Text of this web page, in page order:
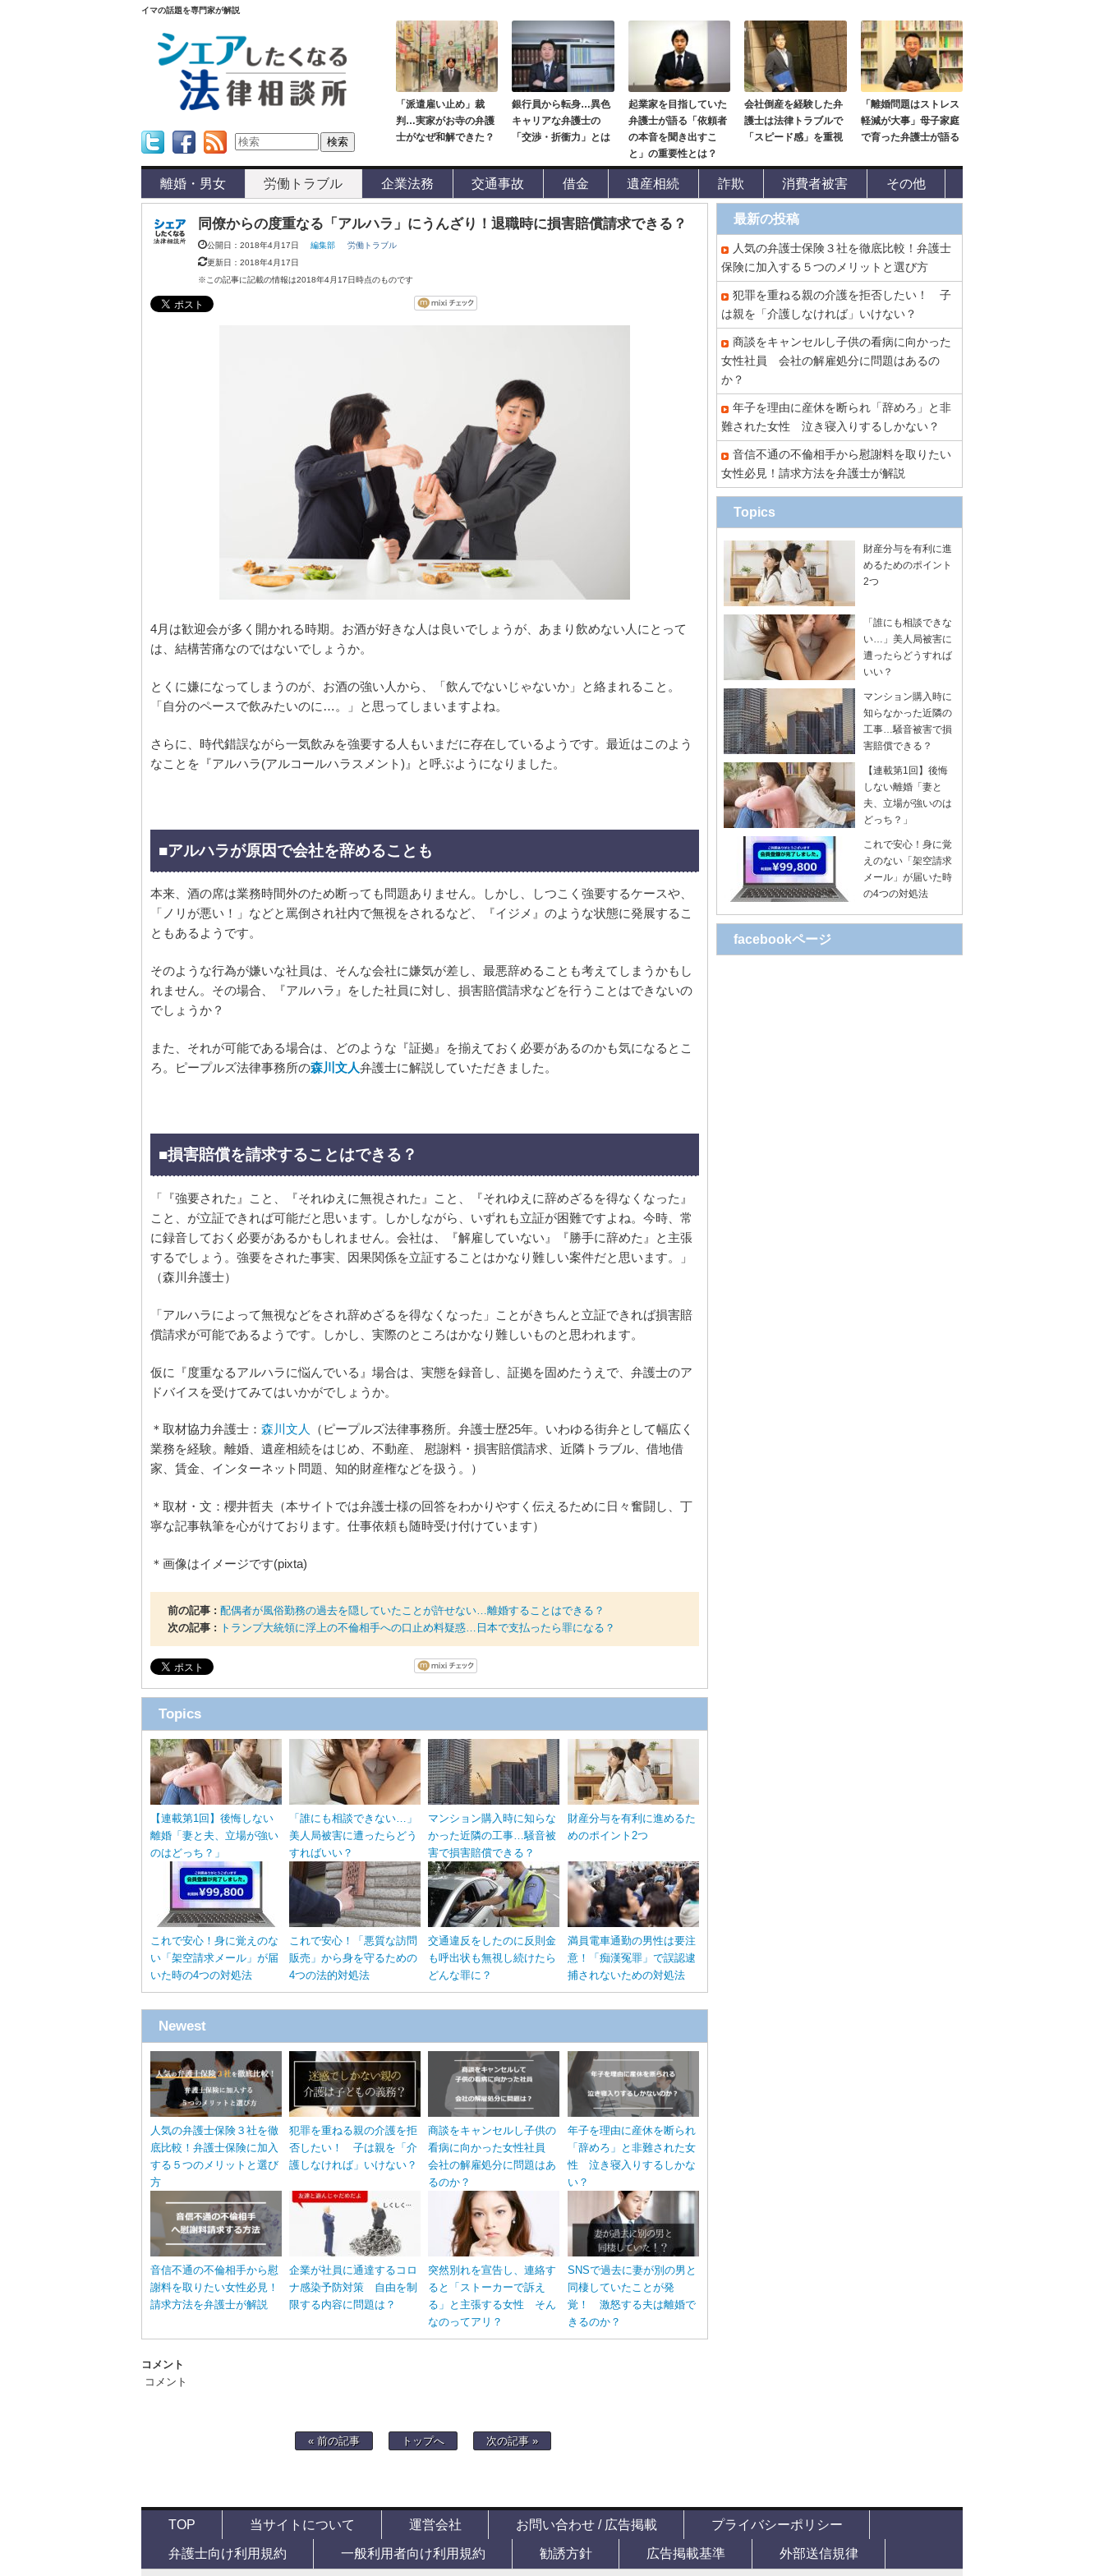
イマの話題を専門家が解説
「派遣雇い止め」裁
判…実家がお寺の弁護
士がなぜ和解できた？
銀行員から転身…異色
キャリアな弁護士の
「交渉・折衝力」とは
起業家を目指していた
弁護士が語る「依頼者
の本音を聞き出すこ
と」の重要性とは？
会社倒産を経験した弁
護士は法律トラブルで
「スピード感」を重視
「離婚問題はストレス
軽減が大事」母子家庭
で育った弁護士が語る
離婚・男女 労働トラブル 企業法務 交通事故 借金 遺産相続 詐欺 消費者被害 その他
同僚からの度重なる「アルハラ」にうんざり！退職時に損害賠償請求できる？
公開日：2018年4月17日 編集部
労働トラブル
更新日：2018年4月17日
※この記事に記載の情報は2018年4月17日時点のものです
4月は歓迎会が多く開かれる時期。お酒が好きな人は良いでしょうが、あまり飲めない人にとって
は、結構苦痛なのではないでしょうか。
とくに嫌になってしまうのが、お酒の強い人から、「飲んでないじゃないか」と絡まれること。
「自分のペースで飲みたいのに…。」と思ってしまいますよね。
さらに、時代錯誤ながら一気飲みを強要する人もいまだに存在しているようです。最近はこのよう
なことを『アルハラ(アルコールハラスメント)』と呼ぶようになりました。
■アルハラが原因で会社を辞めることも
本来、酒の席は業務時間外のため断っても問題ありません。しかし、しつこく強要するケースや、
「ノリが悪い！」などと罵倒され社内で無視をされるなど、『イジメ』のような状態に発展するこ
ともあるようです。
そのような行為が嫌いな社員は、そんな会社に嫌気が差し、最悪辞めることも考えてしまうかもし
れません。その場合、『アルハラ』をした社員に対し、損害賠償請求などを行うことはできないの
でしょうか？
また、それが可能である場合は、どのような『証拠』を揃えておく必要があるのかも気になるとこ
ろ。ピープルズ法律事務所の森川文人弁護士に解説していただきました。
■損害賠償を請求することはできる？
「『強要された』こと、『それゆえに無視された』こと、『それゆえに辞めざるを得なくなった』
こと、が立証できれば可能だと思います。しかしながら、いずれも立証が困難ですよね。今時、常
に録音しておく必要があるかもしれません。会社は、『解雇していない』『勝手に辞めた』と主張
するでしょう。強要をされた事実、因果関係を立証することはかなり難しい案件だと思います。」
（森川弁護士）
「アルハラによって無視などをされ辞めざるを得なくなった」ことがきちんと立証できれば損害賠
償請求が可能であるようです。しかし、実際のところはかなり難しいものと思われます。
仮に『度重なるアルハラに悩んでいる』場合は、実態を録音し、証拠を固めたうえで、弁護士のア
ドバイスを受けてみてはいかがでしょうか。
＊取材協力弁護士： 森川文人
（ピープルズ法律事務所。弁護士歴25年。いわゆる街弁として幅広く
業務を経験。離婚、遺産相続をはじめ、不動産、 慰謝料・損害賠償請求、近隣トラブル、借地借
家、賃金、インターネット問題、知的財産権などを扱う。）
＊取材・文：櫻井哲夫（本サイトでは弁護士様の回答をわかりやすく伝えるために日々奮闘し、丁
寧な記事執筆を心がけております。仕事依頼も随時受け付けています）
＊画像はイメージです(pixta)
前の記事 : 配偶者が風俗勤務の過去を隠していたことが許せない…離婚することはできる？
次の記事 : トランプ大統領に浮上の不倫相手への口止め料疑惑…日本で支払ったら罪になる？
Topics
【連載第1回】後悔しない
離婚「妻と夫、立場が強い
のはどっち？」
「誰にも相談できない…」
美人局被害に遭ったらどう
すればいい？
マンション購入時に知らな
かった近隣の工事…騒音被
害で損害賠償できる？
財産分与を有利に進めるた
めのポイント2つ
これで安心！身に覚えのな
い「架空請求メール」が届
いた時の4つの対処法
これで安心！「悪質な訪問
販売」から身を守るための
4つの法的対処法
交通違反をしたのに反則金
も呼出状も無視し続けたら
どんな罪に？
満員電車通勤の男性は要注
意！「痴漢冤罪」で誤認逮
捕されないための対処法
Newest
人気の弁護士保険３社を徹
底比較！弁護士保険に加入
する５つのメリットと選び
方
犯罪を重ねる親の介護を拒
否したい！ 子は親を「介
護しなければ」いけない？
商談をキャンセルし子供の
看病に向かった女性社員
会社の解雇処分に問題はあ
るのか？
年子を理由に産休を断られ
「辞めろ」と非難された女
性 泣き寝入りするしかな
い？
音信不通の不倫相手から慰
謝料を取りたい女性必見！
請求方法を弁護士が解説
企業が社員に通達するコロ
ナ感染予防対策 自由を制
限する内容に問題は？
突然別れを宣告し、連絡す
ると「ストーカーで訴え
る」と主張する女性 そん
なのってアリ？
SNSで過去に妻が別の男と
同棲していたことが発
覚！ 激怒する夫は離婚で
きるのか？
コメント
コメント
« 前の記事 トップへ 次の記事 »
最新の投稿
人気の弁護士保険３社を徹底比較！弁護士
保険に加入する５つのメリットと選び方
犯罪を重ねる親の介護を拒否したい！ 子
は親を「介護しなければ」いけない？
商談をキャンセルし子供の看病に向かった
女性社員 会社の解雇処分に問題はあるの
か？
年子を理由に産休を断られ「辞めろ」と非
難された女性 泣き寝入りするしかない？
音信不通の不倫相手から慰謝料を取りたい
女性必見！請求方法を弁護士が解説
Topics
財産分与を有利に進
めるためのポイント
2つ
「誰にも相談できな
い…」美人局被害に
遭ったらどうすれば
いい？
マンション購入時に
知らなかった近隣の
工事…騒音被害で損
害賠償できる？
【連載第1回】後悔
しない離婚「妻と
夫、立場が強いのは
どっち？」
これで安心！身に覚
えのない「架空請求
メール」が届いた時
の4つの対処法
facebookページ
TOP 当サイトについて 運営会社 お問い合わせ / 広告掲載
プライバシーポリシー
弁護士向け利用規約
一般利用者向け利用規約 勧誘方針 広告掲載基準 外部送信規律